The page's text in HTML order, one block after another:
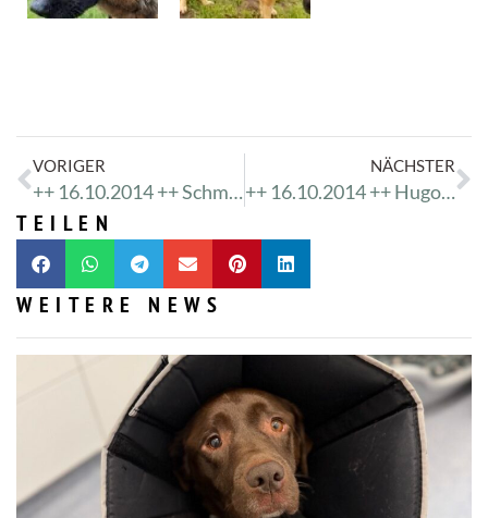
VORIGER
++ 16.10.2014 ++ Schmitti ++ Rückenwindreport ++ News ++
NÄCHSTER
++ 16.10.2014 ++ Hugoline ++ Rückenwindreport ++ News ++
TEILEN
WEITERE NEWS